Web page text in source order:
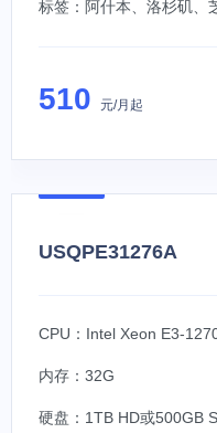
标签： 阿什本、洛杉矶、
510 元/月起
USQPE31276A
CPU：Intel Xeon E3-
内存：32G
硬盘：1TB HD或500GB